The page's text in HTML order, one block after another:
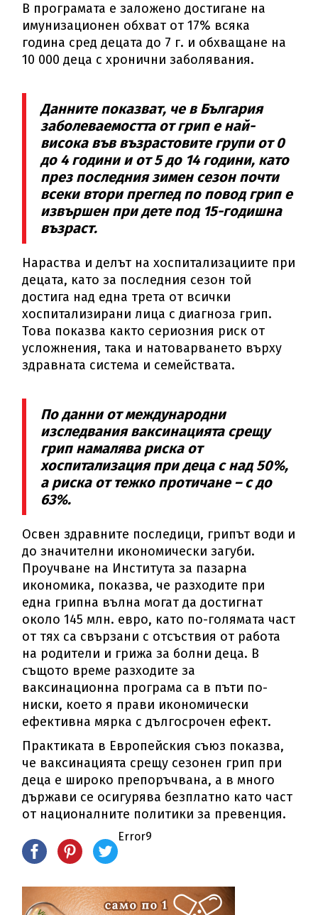
В програмата е заложено достигане на
имунизационен обхват от 17% всяка
година сред децата до 7 г. и обхващане на
10 000 деца с хронични заболявания.
Данните показват, че в България
заболеваемостта от грип е най-
висока във възрастовите групи от 0
до 4 години и от 5 до 14 години, като
през последния зимен сезон почти
всеки втори преглед по повод грип е
извършен при дете под 15-годишна
възраст.
Нараства и делът на хоспитализациите при
децата, като за последния сезон той
достига над една трета от всички
хоспитализирани лица с диагноза грип.
Това показва както сериозния риск от
усложнения, така и натоварването върху
здравната система и семействата.
По данни от международни
изследвания ваксинацията срещу
грип намалява риска от
хоспитализация при деца с над 50%,
а риска от тежко протичане – с до
63%.
Освен здравните последици, грипът води и
до значителни икономически загуби.
Проучване на Института за пазарна
икономика, показва, че разходите при
една грипна вълна могат да достигнат
около 145 млн. евро, като по-голямата част
от тях са свързани с отсъствия от работа
на родители и грижа за болни деца. В
същото време разходите за
ваксинационна програма са в пъти по-
ниски, което я прави икономически
ефективна мярка с дългосрочен ефект.
Практиката в Европейския съюз показва,
че ваксинацията срещу сезонен грип при
деца е широко препоръчвана, а в много
държави се осигурява безплатно като част
от националните политики за превенция.
Error9